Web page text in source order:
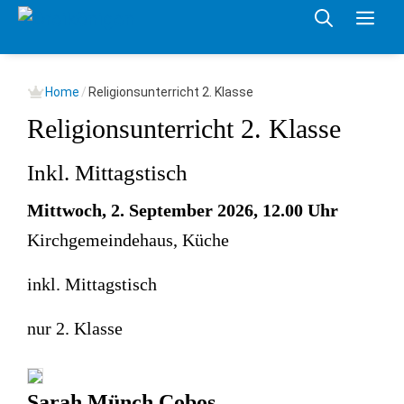
Springe
Home / Religionsunterricht 2. Klasse
Religionsunterricht 2. Klasse
Inkl. Mittagstisch
Mittwoch, 2. September 2026, 12.00 Uhr
Kirchgemeindehaus, Küche
inkl. Mittagstisch
nur 2. Klasse